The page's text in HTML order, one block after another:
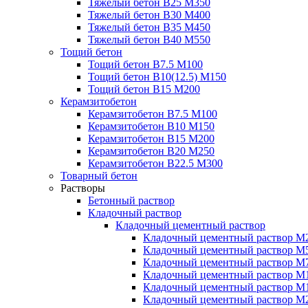
Тяжелый бетон В25 М350
Тяжелый бетон В30 М400
Тяжелый бетон В35 М450
Тяжелый бетон В40 М550
Тощий бетон
Тощий бетон В7.5 М100
Тощий бетон В10(12.5) М150
Тощий бетон В15 М200
Керамзитобетон
Керамзитобетон В7.5 М100
Керамзитобетон В10 М150
Керамзитобетон В15 М200
Керамзитобетон В20 М250
Керамзитобетон В22.5 М300
Товарный бетон
Растворы
Бетонный раствор
Кладочный раствор
Кладочный цементный раствор
Кладочный цементный раствор
Кладочный цементный раствор
Кладочный цементный раствор
Кладочный цементный раствор
Кладочный цементный раствор
Кладочный цементный раствор